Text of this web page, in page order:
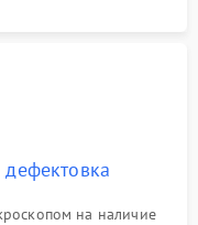
дефектовка
на наличие